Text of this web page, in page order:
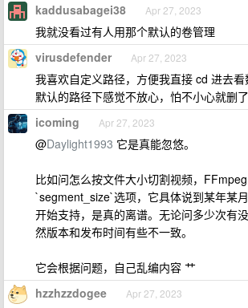
kaddusabagei38 Apr 27, 2023
我就没看过有人用那个默认的卷管理
virusdefender Apr 27, 2023
我喜欢自定义路径，方便我直接 cd 进去
默认的路径下感觉不放心，怕不小心就删了
icoming Apr 27, 2023
@Daylight1993 它是真能忽悠。
比如问怎么按文件大小切割视频，
`segment_size`选项，它具体说到某年某
开始支持，是真的离谱。无论问多少次有
然版本和发布时间有些不一致。
它会根据问题，自己乱编内容 艹
hzzhzzdogee Apr 27, 2023